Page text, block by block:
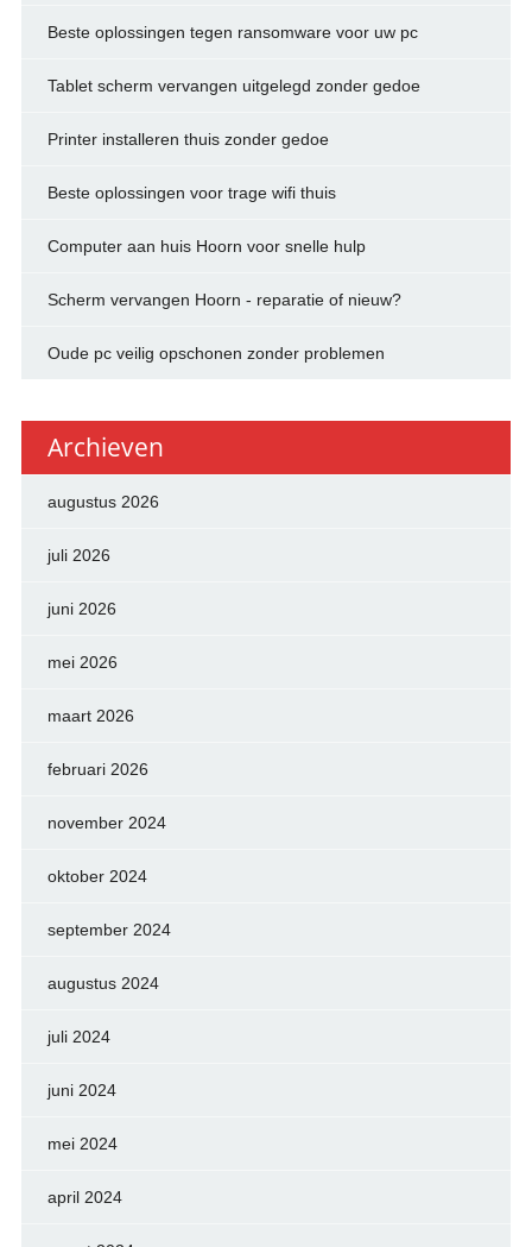
Beste oplossingen tegen ransomware voor uw pc
Tablet scherm vervangen uitgelegd zonder gedoe
Printer installeren thuis zonder gedoe
Beste oplossingen voor trage wifi thuis
Computer aan huis Hoorn voor snelle hulp
Scherm vervangen Hoorn - reparatie of nieuw?
Oude pc veilig opschonen zonder problemen
Archieven
augustus 2026
juli 2026
juni 2026
mei 2026
maart 2026
februari 2026
november 2024
oktober 2024
september 2024
augustus 2024
juli 2024
juni 2024
mei 2024
april 2024